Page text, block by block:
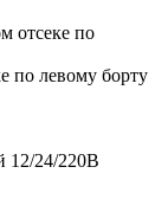
отсеке по
по левому борту
12/24/220В